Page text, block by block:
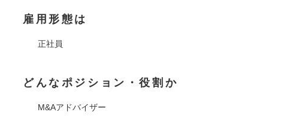
雇用形態は
正社員
どんなポジション・役割か
M&Aアドバイザー